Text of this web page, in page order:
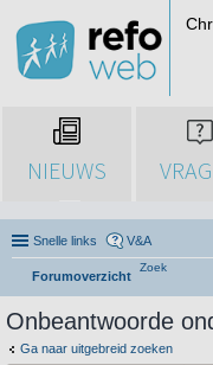
NIEUWS
Snelle links V&A
Forumoverzicht
Zoek
Onbeantwoorde
Ga naar uitgebreid zoeken